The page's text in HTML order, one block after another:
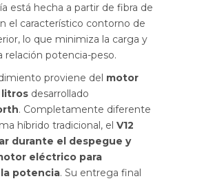
está hecha a partir de fibra de
el característico contorno de
lo que minimiza la carga y
relación potencia-peso.
proviene del motor
litros desarrollado
. Completamente diferente
híbrido tradicional, el V12
durante el despegue y
eléctrico para
potencia. Su entrega final